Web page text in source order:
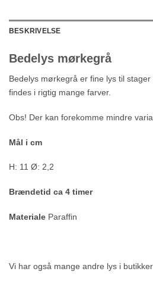
BESKRIVELSE
Bedelys mørkegrå
Bedelys mørkegrå er fine lys til
findes i rigtig mange farver.
Obs! Der kan forekomme mindre
Mål i cm
H: 11 Ø: 2,2
Brændetid ca 4 timer
Materiale Paraffin
Vi har også mange andre lys i